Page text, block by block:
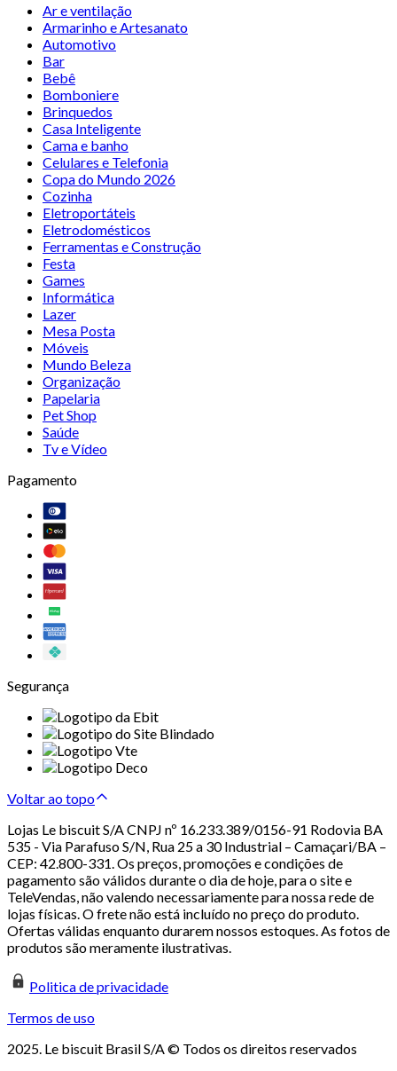
Ar e ventilação
Armarinho e Artesanato
Automotivo
Bar
Bebê
Bomboniere
Brinquedos
Casa Inteligente
Cama e banho
Celulares e Telefonia
Copa do Mundo 2026
Cozinha
Eletroportáteis
Eletrodomésticos
Ferramentas e Construção
Festa
Games
Informática
Lazer
Mesa Posta
Móveis
Mundo Beleza
Organização
Papelaria
Pet Shop
Saúde
Tv e Vídeo
Pagamento
Segurança
Voltar ao topo
Lojas Le biscuit S/A CNPJ nº 16.233.389/0156-91 Rodovia BA
535 - Via Parafuso S/N, Rua 25 a 30 Industrial – Camaçari/BA –
CEP: 42.800-331. Os preços, promoções e condições de
pagamento são válidos durante o dia de hoje, para o site e
TeleVendas, não valendo necessariamente para nossa rede de
lojas físicas. O frete não está incluído no preço do produto.
Ofertas válidas enquanto durarem nossos estoques. As fotos de
produtos são meramente ilustrativas.
Politica de privacidade
Termos de uso
2025. Le biscuit Brasil S/A © Todos os direitos reservados